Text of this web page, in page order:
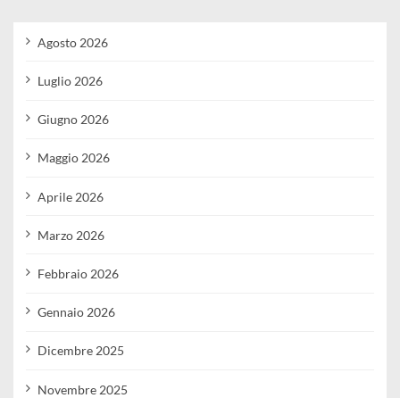
Agosto 2026
Luglio 2026
Giugno 2026
Maggio 2026
Aprile 2026
Marzo 2026
Febbraio 2026
Gennaio 2026
Dicembre 2025
Novembre 2025